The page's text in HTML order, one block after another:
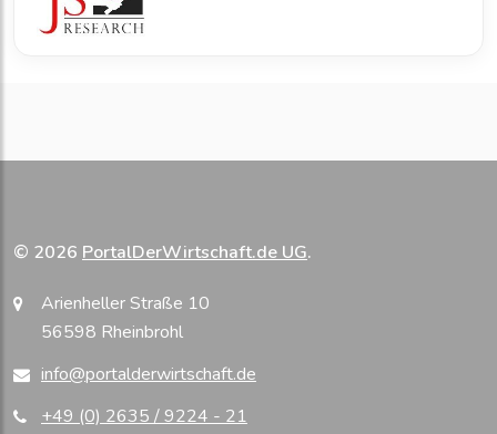
© 2026 PortalDerWirtschaft.de UG.
Arienheller Straße 10
56598 Rheinbrohl
info@portalderwirtschaft.de
+49 (0) 2635 / 9224 - 21